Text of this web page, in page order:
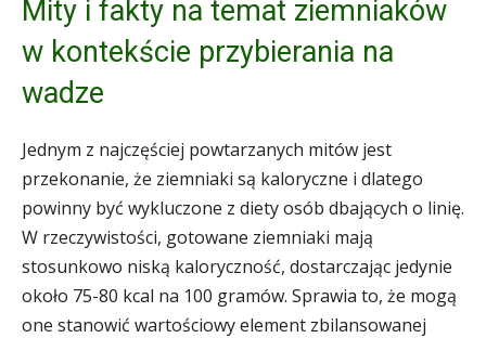
Mity i fakty na temat ziemniaków
w kontekście przybierania na
wadze
Jednym z najczęściej powtarzanych mitów jest
przekonanie, że ziemniaki są kaloryczne i dlatego
powinny być wykluczone z diety osób dbających o linię.
W rzeczywistości, gotowane ziemniaki mają
stosunkowo niską kaloryczność, dostarczając jedynie
około 75-80 kcal na 100 gramów. Sprawia to, że mogą
one stanowić wartościowy element zbilansowanej